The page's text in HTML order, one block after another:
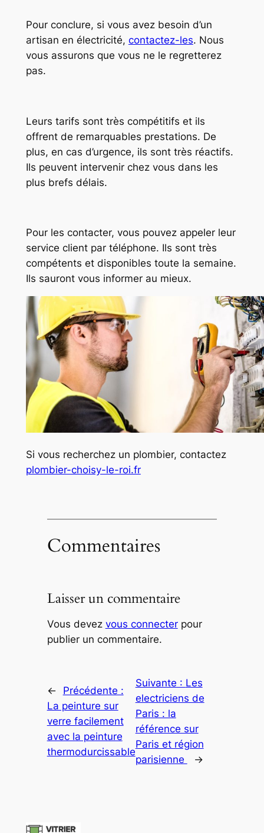
Pour conclure, si vous avez besoin d’un
artisan en électricité, contactez-les. Nous
vous assurons que vous ne le regretterez
pas.
Leurs tarifs sont très compétitifs et ils
offrent de remarquables prestations. De
plus, en cas d’urgence, ils sont très réactifs.
Ils peuvent intervenir chez vous dans les
plus brefs délais.
Pour les contacter, vous pouvez appeler leur
service client par téléphone. Ils sont très
compétents et disponibles toute la semaine.
Ils sauront vous informer au mieux.
Si vous recherchez un plombier, contactez
plombier-choisy-le-roi.fr
Commentaires
Laisser un commentaire
Vous devez vous connecterpour
publier un commentaire.
←
Précédente :
La peinture sur
verre facilement
avec la peinture
thermodurcissable
Suivante : Les
electriciens de
Paris : la
référence sur
Paris et région
parisienne
→